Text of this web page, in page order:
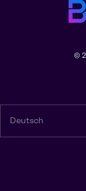
©
Deutsch